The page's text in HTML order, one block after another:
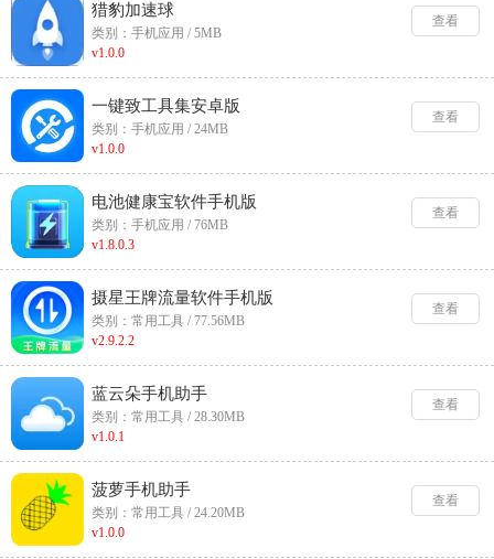
猎豹加速球
类别：手机应用 / 5MB
v1.0.0
查看
一键致工具集安卓版
类别：手机应用 / 24MB
v1.0.0
查看
电池健康宝软件手机版
类别：手机应用 / 76MB
v1.8.0.3
查看
摄星王牌流量软件手机版
类别：常用工具 / 77.56MB
v2.9.2.2
查看
蓝云朵手机助手
类别：常用工具 / 28.30MB
v1.0.1
查看
菠萝手机助手
类别：常用工具 / 24.20MB
v1.0.0
查看